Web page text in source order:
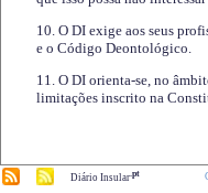
10. O DI exige aos seus
e o Código Deontológico.
11. O DI orienta-se, no
limitações inscrito na
Diário Insular.pt